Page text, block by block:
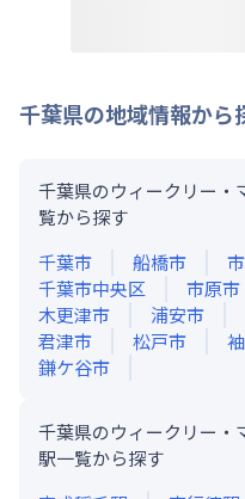
千葉県の地域情報から
千葉県のウィークリー・
覧から探す
千葉市
船橋市
千葉市中央区
市原市
木更津市
浦安市
君津市
松戸市
鎌ケ谷市
千葉県のウィークリー・
駅一覧から探す